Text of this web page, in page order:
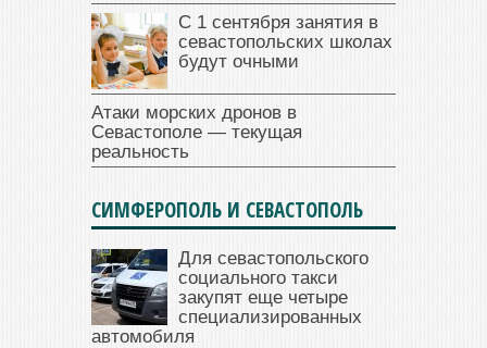
С 1 сентября занятия в
севастопольских школах
будут очными
Атаки морских дронов в
Севастополе — текущая
реальность
СИМФЕРОПОЛЬ И СЕВАСТОПОЛЬ
Для севастопольского
социального такси
закупят еще четыре
специализированных
автомобиля